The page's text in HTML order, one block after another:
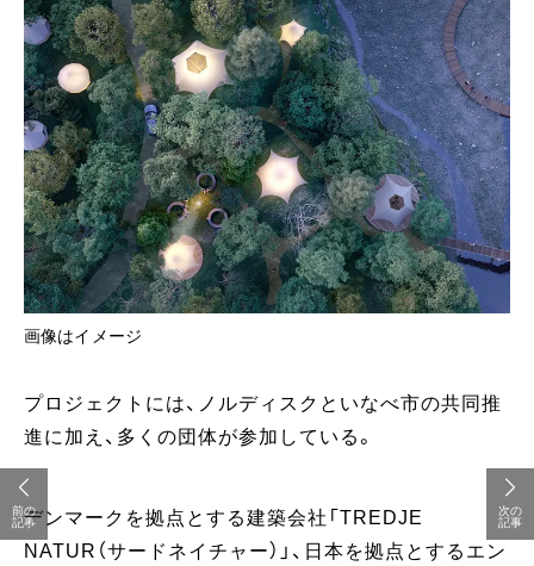
画像はイメージ
プロジェクトには、ノルディスクといなべ市の共同推
進に加え、多くの団体が参加している。
デンマークを拠点とする建築会社「TREDJE
NATUR（サードネイチャー）」、日本を拠点とするエン
前の
記事
次の
記事